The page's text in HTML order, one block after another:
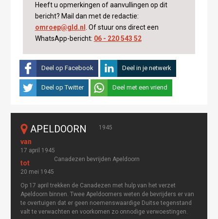
Heeft u opmerkingen of aanvullingen op dit
bericht? Mail dan met de redactie:
omroep@gld.nl . Of stuur ons direct een
WhatsApp-bericht: 06 - 220 543 52
Deel op Facebook Deel in je netwerk
Deel op Twitter Deel met een vriend
APELDOORN 1945
17 april 1945
20 mei 1945
Canadezen bevrijden Apeldoorn
Op 17 april trekken de Canadezen met hulp van het verzet
Apeldoorn binnen. Twee Apeldoorners weten de bevrijders er van
te overtuigen dat er geen noemenswaardige Duitse tegenstand
valt te verwachten en voorkomen zo onnodige verwoestingen.